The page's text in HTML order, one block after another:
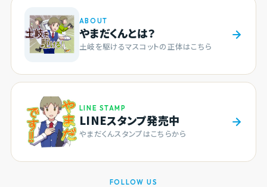
ABOUT
やまだくんとは？
土岐を駆けるマスコットの正体はこちら
LINE STAMP
LINEスタンプ発売中
やまだくんスタンプはこちらから
FOLLOW US